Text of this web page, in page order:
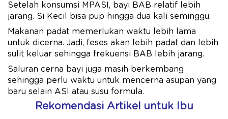
Setelah konsumsi MPASI, bayi BAB relatif lebih
jarang. Si Kecil bisa pup hingga dua kali seminggu.
Makanan padat memerlukan waktu lebih lama
untuk dicerna. Jadi, feses akan lebih padat dan lebih
sulit keluar sehingga frekuensi BAB lebih jarang.
Saluran cerna bayi juga masih berkembang
sehingga perlu waktu untuk mencerna asupan yang
baru selain ASI atau susu formula.
Rekomendasi Artikel untuk Ibu